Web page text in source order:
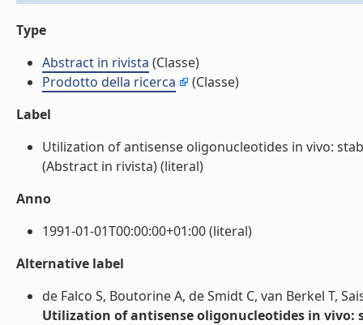
Type
Abstract in rivista (Classe)
Prodotto della ricerca
(Classe)
Label
Utilization of antisense oligonucleotides in vivo:
(Abstract in rivista) (literal)
Anno
1991-01-01T00:00:00+01:00 (literal)
Alternative label
de Falco S, Boutorine A, de Smidt C, van Berkel T,
Utilization of antisense oligonucleotides in